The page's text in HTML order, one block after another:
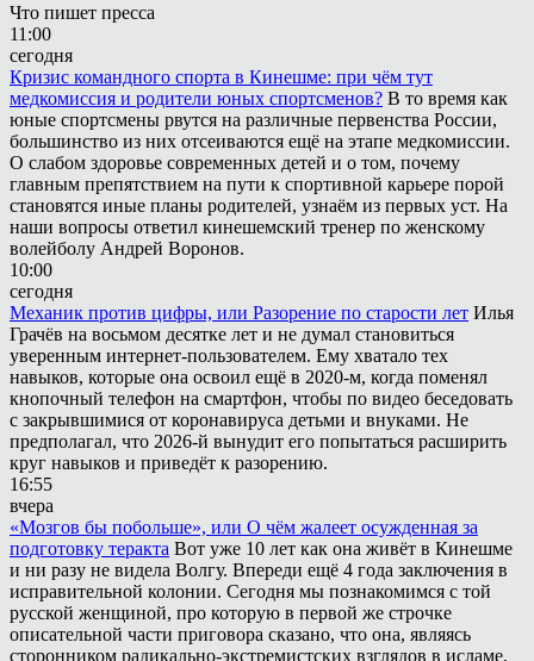
Что пишет пресса
11:00
сегодня
Кризис командного спорта в Кинешме: при чём тут
медкомиссия и родители юных спортсменов? В то время как
юные спортсмены рвутся на различные первенства России,
большинство из них отсеиваются ещё на этапе медкомиссии.
О слабом здоровье современных детей и о том, почему
главным препятствием на пути к спортивной карьере порой
становятся иные планы родителей, узнаём из первых уст. На
наши вопросы ответил кинешемский тренер по женскому
волейболу Андрей Воронов.
10:00
сегодня
Механик против цифры, или Разорение по старости лет Илья
Грачёв на восьмом десятке лет и не думал становиться
уверенным интернет-пользователем. Ему хватало тех
навыков, которые она освоил ещё в 2020-м, когда поменял
кнопочный телефон на смартфон, чтобы по видео беседовать
с закрывшимися от коронавируса детьми и внуками. Не
предполагал, что 2026-й вынудит его попытаться расширить
круг навыков и приведёт к разорению.
16:55
вчера
«Мозгов бы побольше», или О чём жалеет осужденная за
подготовку теракта Вот уже 10 лет как она живёт в Кинешме
и ни разу не видела Волгу. Впереди ещё 4 года заключения в
исправительной колонии. Сегодня мы познакомимся с той
русской женщиной, про которую в первой же строчке
описательной части приговора сказано, что она, являясь
сторонником радикально-экстремистских взглядов в исламе,